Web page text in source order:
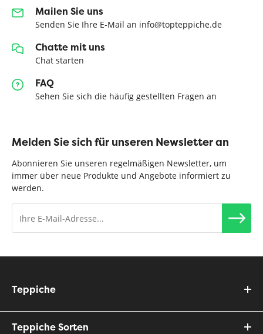
Mailen Sie uns
Senden Sie Ihre E-Mail an info@topteppiche.de
Chatte mit uns
Chat starten
FAQ
Sehen Sie sich die häufig gestellten Fragen an
Melden Sie sich für unseren Newsletter an
Abonnieren Sie unseren regelmäßigen Newsletter, um
immer über neue Produkte und Angebote informiert zu
werden.
Teppiche
Teppiche Sorten